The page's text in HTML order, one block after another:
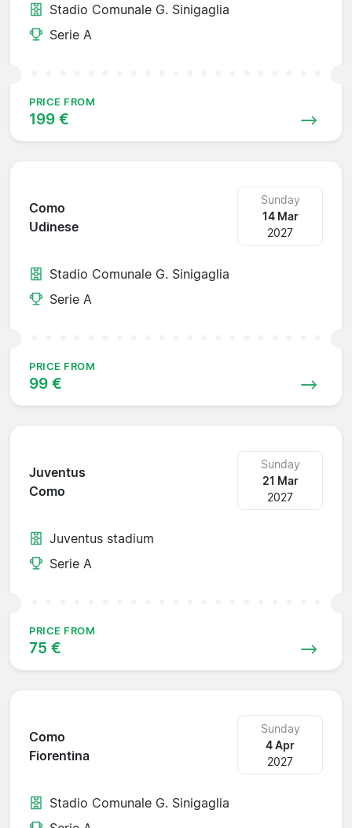
Stadio Comunale G. Sinigaglia
Serie A
PRICE FROM
199 €
Como
Udinese
Sunday
14 Mar
2027
Stadio Comunale G. Sinigaglia
Serie A
PRICE FROM
99 €
Juventus
Como
Sunday
21 Mar
2027
Juventus stadium
Serie A
PRICE FROM
75 €
Como
Fiorentina
Sunday
4 Apr
2027
Stadio Comunale G. Sinigaglia